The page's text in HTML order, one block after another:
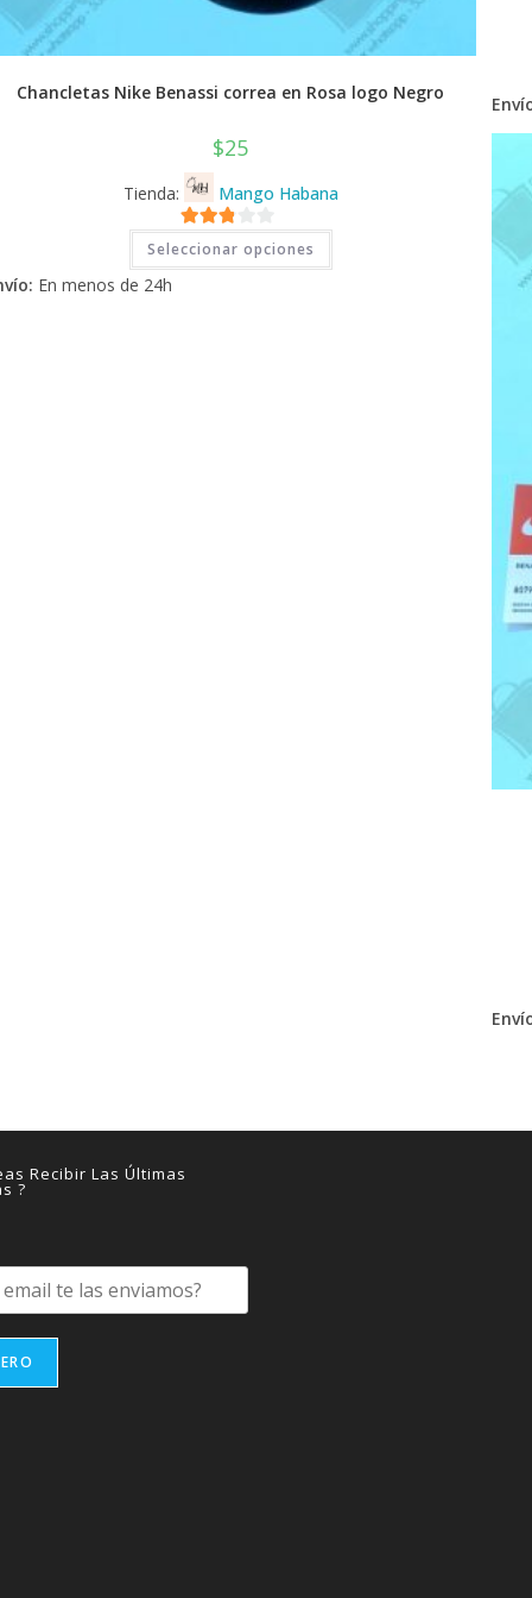
Chancletas Nike Benassi correa en Rosa logo Negro
$25
Tienda: Mango Habana
2.71
de 5
Seleccionar opciones
Este
tiene
En menos de 24h
Recibir Las Últimas
?